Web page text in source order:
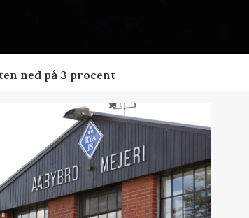
ned på 3 procent